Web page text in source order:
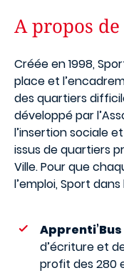
A propos
Créée en 1998,
place et
des quartiers
développé par
l’insertion sociale
issus de quartiers
Ville. Pour que
l’emploi, Sport
Apprenti’Bus
d’écriture et
profit des 280